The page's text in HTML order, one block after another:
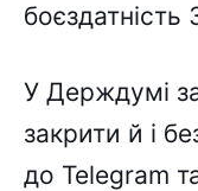
боєздатність
У Держдумі
закрити й і
до Telegram